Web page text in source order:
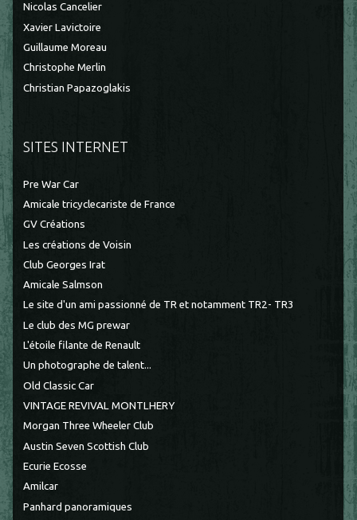
Nicolas Cancelier
Xavier Lavictoire
Guillaume Moreau
Christophe Merlin
Christian Papazoglakis
SITES INTERNET
Pre War Car
Amicale tricyclecariste de France
GV Créations
Les créations de Voisin
Club Georges Irat
Amicale Salmson
Le site d'un ami passionné de TR et notamment TR2- TR3
Le club des MG prewar
L'étoile filante de Renault
Un photographe de talent...
Old Classic Car
VINTAGE REVIVAL MONTLHERY
Morgan Three Wheeler Club
Austin Seven Scottish Club
Ecurie Ecosse
Amilcar
Panhard panoramiques